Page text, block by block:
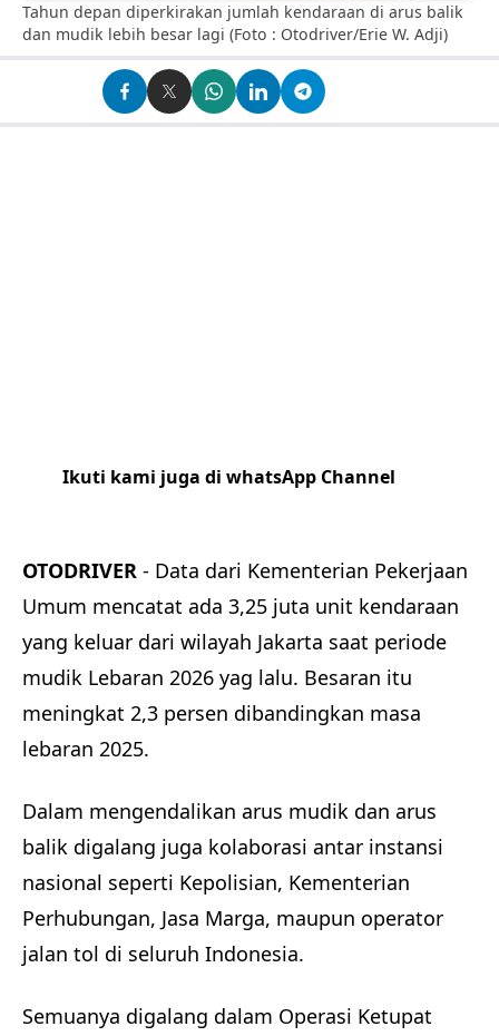
Tahun depan diperkirakan jumlah kendaraan di arus balik
dan mudik lebih besar lagi (Foto : Otodriver/Erie W. Adji)
Ikuti kami juga di whatsApp Channel
OTODRIVER - Data dari Kementerian Pekerjaan
Umum mencatat ada 3,25 juta unit kendaraan
yang keluar dari wilayah Jakarta saat periode
mudik Lebaran 2026 yag lalu. Besaran itu
meningkat 2,3 persen dibandingkan masa
lebaran 2025.
Dalam mengendalikan arus mudik dan arus
balik digalang juga kolaborasi antar instansi
nasional seperti Kepolisian, Kementerian
Perhubungan, Jasa Marga, maupun operator
jalan tol di seluruh Indonesia.
Semuanya digalang dalam Operasi Ketupat